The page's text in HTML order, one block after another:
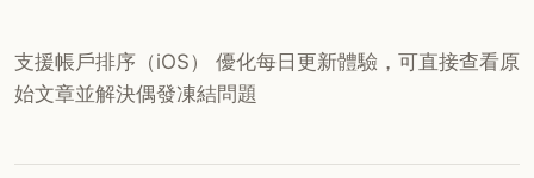
支援帳戶排序（iOS） 優化每日更新體驗，可直接查看原
始文章並解決偶發凍結問題